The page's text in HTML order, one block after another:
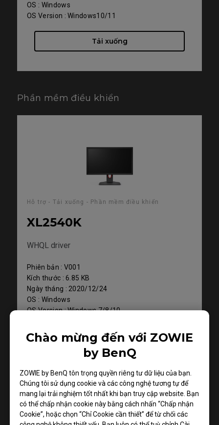
Chào mừng đến với ZOWIE
by BenQ
ZOWIE by BenQ tôn trọng quyền riêng tư dữ liệu của bạn.
Chúng tôi sử dụng cookie và các công nghệ tương tự để
mang lại trải nghiệm tốt nhất khi bạn truy cập website. Bạn
có thể chấp nhận cookie này bằng cách nhấn “Chấp nhận
Cookie”, hoặc chọn “Chỉ Cookie cần thiết” để từ chối các
OS : Windows
OS Version : Windows10/11
Tải xuống
Phần mềm điều khiển
Hỗ trợ - Tải xuống - Phần mềm điều khiển
XL2540K
WHQL driver
Phiên bản : V001
Kích thước : 6.85 KB
Ngày tháng : 2020/12/24
OS : Windows
OS Version : Windows 7/8/10
Tải xuống